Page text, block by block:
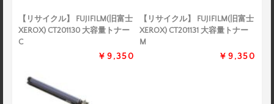
【リサイクル】 FUJIFILM(旧富士
XEROX) CT201130 大容量トナー
C
￥9,350
【リサイクル】 FUJIFILM(旧富士
XEROX) CT201131 大容量トナー
M
￥9,350